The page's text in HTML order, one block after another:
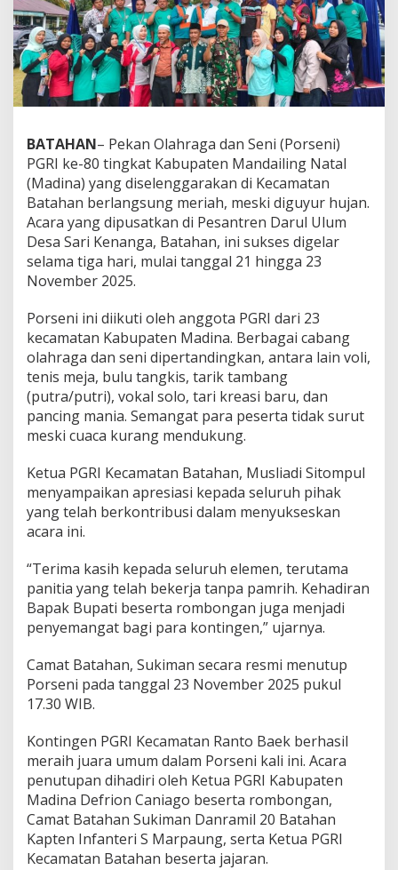
BATAHAN– Pekan Olahraga dan Seni (Porseni)
PGRI ke-80 tingkat Kabupaten Mandailing Natal
(Madina) yang diselenggarakan di Kecamatan
Batahan berlangsung meriah, meski diguyur hujan.
Acara yang dipusatkan di Pesantren Darul Ulum
Desa Sari Kenanga, Batahan, ini sukses digelar
selama tiga hari, mulai tanggal 21 hingga 23
November 2025.
Porseni ini diikuti oleh anggota PGRI dari 23
kecamatan Kabupaten Madina. Berbagai cabang
olahraga dan seni dipertandingkan, antara lain voli,
tenis meja, bulu tangkis, tarik tambang
(putra/putri), vokal solo, tari kreasi baru, dan
pancing mania. Semangat para peserta tidak surut
meski cuaca kurang mendukung.
Ketua PGRI Kecamatan Batahan, Musliadi Sitompul
menyampaikan apresiasi kepada seluruh pihak
yang telah berkontribusi dalam menyukseskan
acara ini.
“Terima kasih kepada seluruh elemen, terutama
panitia yang telah bekerja tanpa pamrih. Kehadiran
Bapak Bupati beserta rombongan juga menjadi
penyemangat bagi para kontingen,” ujarnya.
Camat Batahan, Sukiman secara resmi menutup
Porseni pada tanggal 23 November 2025 pukul
17.30 WIB.
Kontingen PGRI Kecamatan Ranto Baek berhasil
meraih juara umum dalam Porseni kali ini. Acara
penutupan dihadiri oleh Ketua PGRI Kabupaten
Madina Defrion Caniago beserta rombongan,
Camat Batahan Sukiman Danramil 20 Batahan
Kapten Infanteri S Marpaung, serta Ketua PGRI
Kecamatan Batahan beserta jajaran.